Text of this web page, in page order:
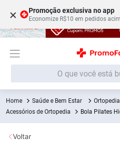
× Promoção exclusiva no app
Economize R$10 em pedidos
O que você está buscando?
Saúde e Bem Estar
Acessórios de Ortopedia
Bola Pilates
Voltar
Termos mais buscados
1º Fralda
2